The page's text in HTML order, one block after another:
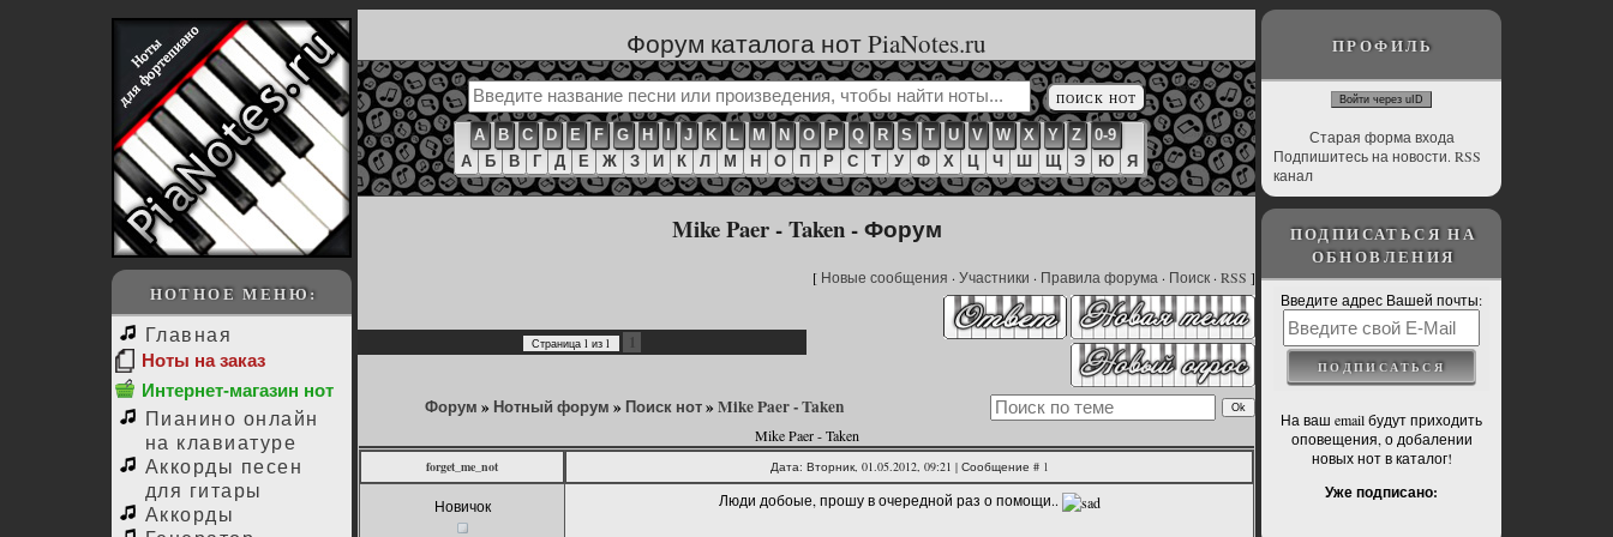
НОТНОЕ МЕНЮ:
Главная
Ноты на заказ
Интернет-магазин нот
Пианино онлайн
на клавиатуре
Аккорды песен
для гитары
Аккорды
Форум каталога нот PiaNotes.ru
A B C D E F G H I J K L M N O P Q R S T U V W X Y Z
0-9
А
Б В Г Д Е Ж З И К Л М Н О П Р С Т У Ф Х Ц Ч Ш Щ Э Ю Я
Mike Paer - Taken - Форум
[ Новые сообщения · Участники · Правила форума · Поиск · RSS ]
Страница 1 из 1 1
Форум » Нотный форум » Поиск нот» Mike Paer - Taken
Mike Paer - Taken
forget_me_not Дата: Вторник, 01.05.2012, 09:21 | Сообщение # 1
Новичок Люди добоые, прошу в очередной раз о помощи..
ПРОФИЛЬ
Войти через uID
Старая форма входа
Подпишитесь на новости. RSS
канал
ПОДПИСАТЬСЯ НА
ОБНОВЛЕНИЯ
Введите адрес Вашей почты:
На ваш email будут приходить
оповещения, о добалении
новых нот в каталог!
Уже подписано: